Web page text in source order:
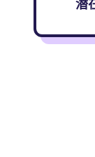
潜